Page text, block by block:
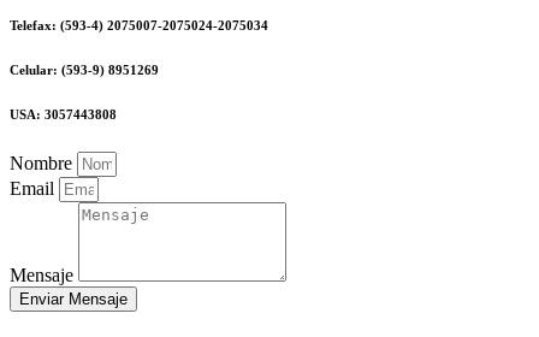
Telefax: (593-4) 2075007-2075024-2075034
Celular: (593-9) 8951269
USA: 3057443808
Nombre
Email
Mensaje
Enviar Mensaje